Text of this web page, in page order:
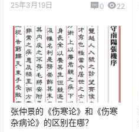
25年3月19日 0 22
张仲景的《伤寒论》和《伤寒
杂病论》的区别在哪？